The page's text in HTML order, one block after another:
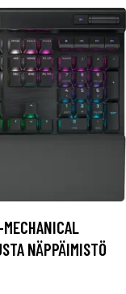
NÄPPÄIMISTÖ